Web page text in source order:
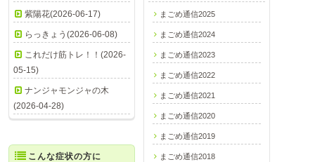
紫陽花(2026-06-17)
らっきょう(2026-06-08)
これだけ筋トレ！！(2026-
05-15)
ナンジャモンジャの木
(2026-04-28)
まごめ通信2025
まごめ通信2024
まごめ通信2023
まごめ通信2022
まごめ通信2021
まごめ通信2020
まごめ通信2019
まごめ通信2018
こんな症状の方に